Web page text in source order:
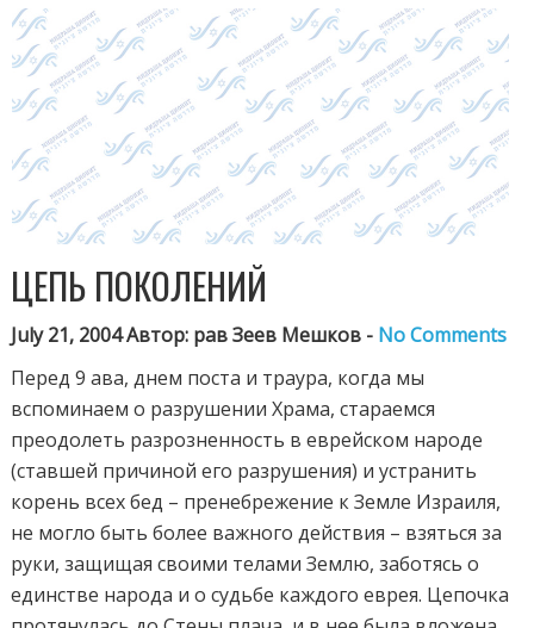
ЦЕПЬ ПОКОЛЕНИЙ
July 21, 2004 Автор: рав Зеев Мешков - No Comments
Перед 9 ава, днем поста и траура, когда мы
вспоминаем о разрушении Храма, стараемся
преодолеть разрозненность в еврейском народе
(ставшей причиной его разрушения) и устранить
корень всех бед – пренебрежение к Земле Израиля,
не могло быть более важного действия – взяться за
руки, защищая своими телами Землю, заботясь о
единстве народа и о судьбе каждого еврея. Цепочка